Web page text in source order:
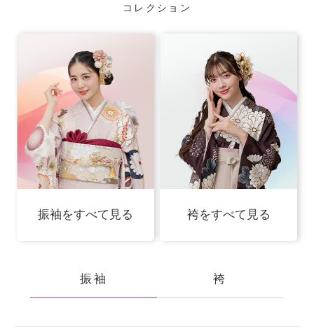
コレクション
振袖をすべて見る 袴をすべて見る
振袖 袴